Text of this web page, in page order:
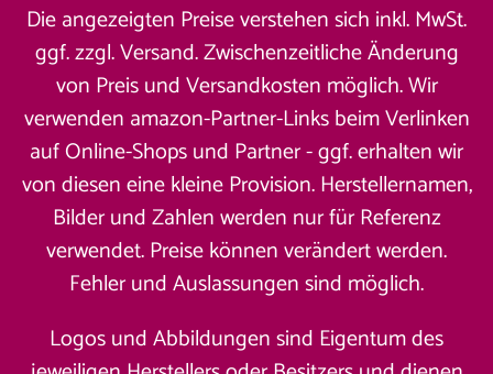
Die angezeigten Preise verstehen sich inkl. MwSt.
ggf. zzgl. Versand. Zwischenzeitliche Änderung
von Preis und Versandkosten möglich. Wir
verwenden amazon-Partner-Links beim Verlinken
auf Online-Shops und Partner - ggf. erhalten wir
von diesen eine kleine Provision. Herstellernamen,
Bilder und Zahlen werden nur für Referenz
verwendet. Preise können verändert werden.
Fehler und Auslassungen sind möglich.
Logos und Abbildungen sind Eigentum des